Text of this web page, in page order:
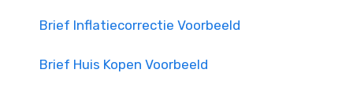
Brief Inflatiecorrectie Voorbeeld
Brief Huis Kopen Voorbeeld